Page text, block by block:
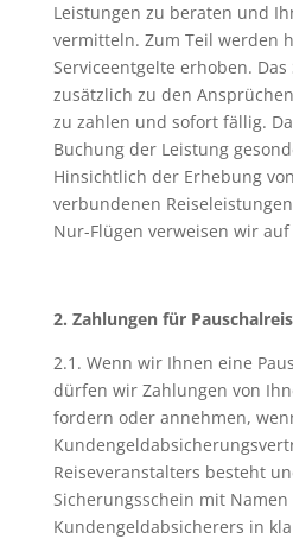
Leistungen zu beraten und
vermitteln. Zum Teil werden
Serviceentgelte erhoben.
zusätzlich zu den
zu zahlen und sofort fällig.
Buchung der Leistung
Hinsichtlich der Erhebung
verbundenen
Nur-Flügen verweisen wir
2. Zahlungen für
2.1. Wenn wir Ihnen eine
dürfen wir Zahlungen von
fordern oder annehmen,
Reiseveranstalters besteht
Sicherungsschein mit
Kundengeldabsicherers in